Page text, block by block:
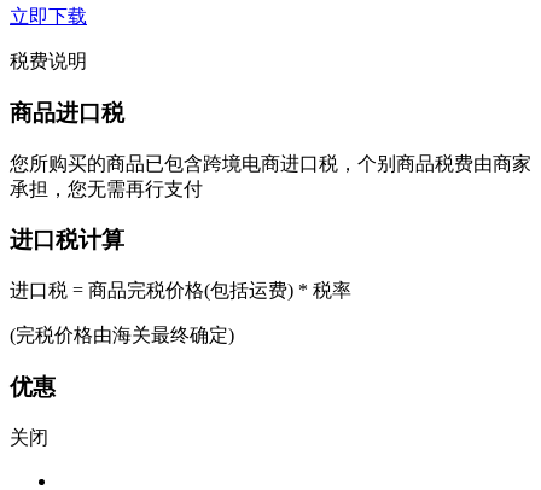
立即下载
税费说明
商品进口税
您所购买的商品已包含跨境电商进口税，个别商品税费由商家
承担，您无需再行支付
进口税计算
进口税 = 商品完税价格(包括运费) * 税率
(完税价格由海关最终确定)
优惠
关闭